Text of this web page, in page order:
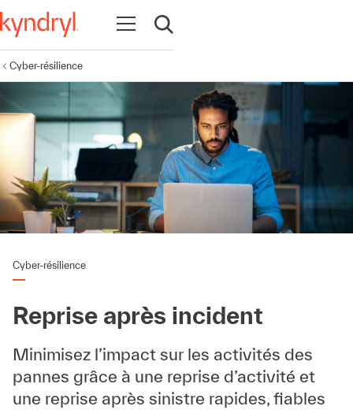
Ouvrir la navigation
Ouvrir la recherche
Cyber-résilience
Cyber-résilience
Reprise après incident
Minimisez l’impact sur les activités des
pannes grâce à une reprise d’activité et
une reprise après sinistre rapides, fiables